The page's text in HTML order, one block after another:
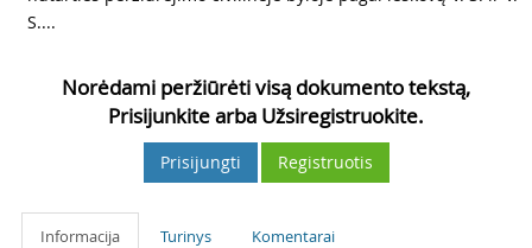
S....
Norėdami peržiūrėti visą dokumento tekstą,
Prisijunkite arba Užsiregistruokite.
Prisijungti Registruotis
Informacija Turinys Komentarai